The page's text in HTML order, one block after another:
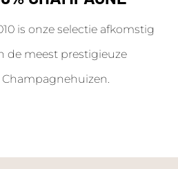
is onze selectie afkomstig
de meest prestigieuze
Champagnehuizen.